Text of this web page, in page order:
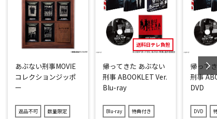
あぶない刑事MOVIE
コレクションジッポ
ー
返品不可 数量限定
送料日テレ負担
帰ってきた あぶない
刑事 ABOOKLET Ver.
Blu-ray
Blu-ray 特典付き
帰って
刑事
DVD
DVD